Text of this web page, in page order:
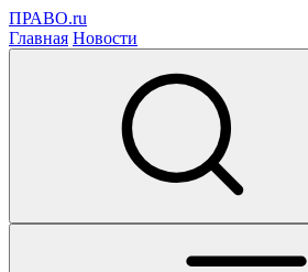
ПРАВО.ru
Главная Новости